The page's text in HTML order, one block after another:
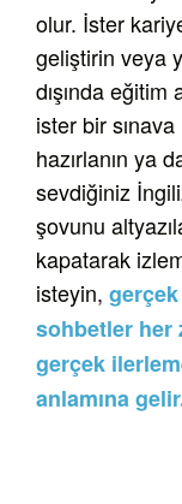
olur. İster
geliştirin veya
dışında eğitim
ister bir sınava
hazırlanın ya
sevdiğiniz
şovunu
kapatarak
isteyin,gerçek
sohbetler her
gerçek
anlamına